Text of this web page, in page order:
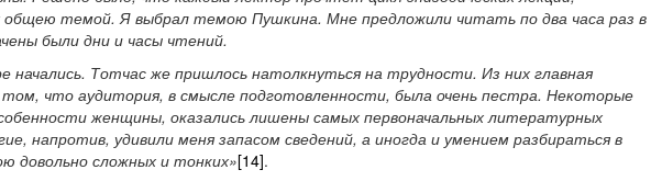
общею темой. Я выбрал темою Пушкина. Мне предложили читать по два часа раз в
были дни и часы чтений.
начались. Тотчас же пришлось натолкнуться на трудности. Из них главная
том, что аудитория, в смысле подготовленности, была очень пестра. Некоторые
женщины, оказались лишены самых первоначальных литературных
напротив, удивили меня запасом сведений, а иногда и умением разбираться в
довольно сложных и тонких»[14].